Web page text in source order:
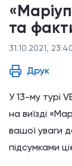
та
31.10.2021,
Друк
У 13-му турі
на виїзді
вашої уваги
підсумками